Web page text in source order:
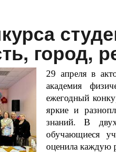
город,
29 апреля в
академия
ежегодный
яркие и
знаний. В
обучающиеся
оценила каждую